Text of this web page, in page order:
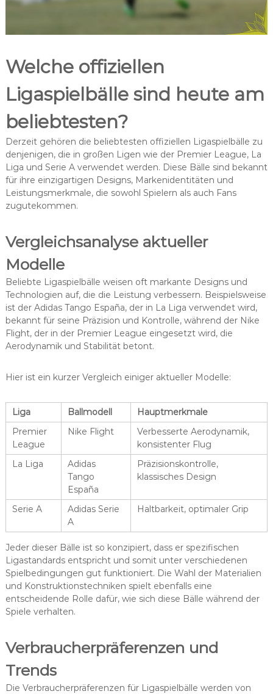
Welche offiziellen
Ligaspielbälle sind heute am
beliebtesten?
Derzeit gehören die beliebtesten offiziellen Ligaspielbälle zu
denjenigen, die in großen Ligen wie der Premier League, La
Liga und Serie A verwendet werden. Diese Bälle sind bekannt
für ihre einzigartigen Designs, Markenidentitäten und
Leistungsmerkmale, die sowohl Spielern als auch Fans
zugutekommen.
Vergleichsanalyse aktueller
Modelle
Beliebte Ligaspielbälle weisen oft markante Designs und
Technologien auf, die die Leistung verbessern. Beispielsweise
ist der Adidas Tango España, der in La Liga verwendet wird,
bekannt für seine Präzision und Kontrolle, während der Nike
Flight, der in der Premier League eingesetzt wird, die
Aerodynamik und Stabilität betont.
Hier ist ein kurzer Vergleich einiger aktueller Modelle:
Liga Ballmodell
Hauptmerkmale
Premier
League
Nike Flight
Verbesserte Aerodynamik,
konsistenter Flug
La Liga
Adidas
Tango
España
Präzisionskontrolle,
klassisches Design
Serie A
Adidas Serie
A
Haltbarkeit, optimaler Grip
Jeder dieser Bälle ist so konzipiert, dass er spezifischen
Ligastandards entspricht und somit unter verschiedenen
Spielbedingungen gut funktioniert. Die Wahl der Materialien
und Konstruktionstechniken spielt ebenfalls eine
entscheidende Rolle dafür, wie sich diese Bälle während der
Spiele verhalten.
Verbraucherpräferenzen und
Trends
Die Verbraucherpräferenzen für Ligaspielbälle werden von